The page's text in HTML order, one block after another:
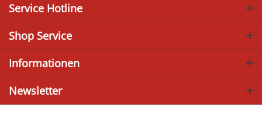
Service Hotline
Shop Service
Informationen
Newsletter